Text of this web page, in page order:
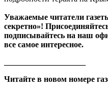
Уважаемые читатели
секретно»!
подписывайтесь на наш
все самое интересное.
Читайте в новом номере